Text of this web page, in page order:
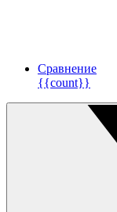
Сравнение
{{count}}